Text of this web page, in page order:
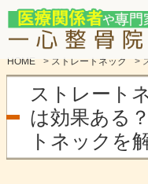
HOME > ストレートネック >
ストレート
は効果ある
トネックを